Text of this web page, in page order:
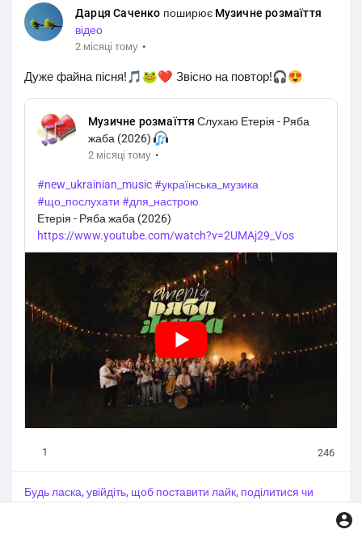
Дарця Саченко поширює Музичне розмаїття
відео
2 місяці тому ·
Дуже файна пісня!🎵🐸❤️ Звісно на повтор!🎧😍
Музичне розмаїття Слухаю Етерія - Ряба
жаба (2026)
2 місяці тому ·
#new_ukrainian_music#українська_музика
#що_послухати #для_настрою
Етерія - Ряба жаба (2026)
https://www.youtube.com/watch?v=2UMAj29_Vos
1 246
Будь ласка, увійдіть, щоб поставити лайк, поділитися чи